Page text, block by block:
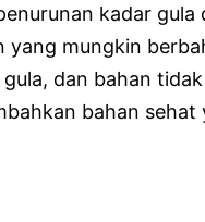
kadar gula
mungkin
dan bahan
bahan sehat